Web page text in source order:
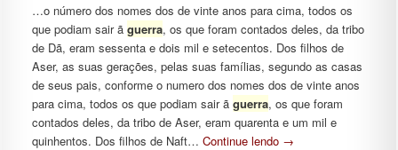
…o número dos nomes dos de vinte anos para cima, todos os
que podiam sair ã guerra, os que foram contados deles, da tribo
de Dã, eram sessenta e dois mil e setecentos. Dos filhos de
Aser, as suas gerações, pelas suas famílias, segundo as casas
de seus pais, conforme o numero dos nomes dos de vinte anos
para cima, todos os que podiam sair ã guerra, os que foram
contados deles, da tribo de Aser, eram quarenta e um mil e
quinhentos. Dos filhos de Naft… Continue lendo →